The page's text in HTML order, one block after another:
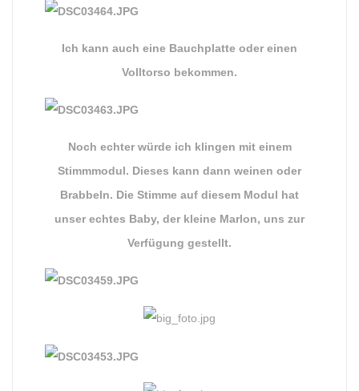
Ich kann auch eine Bauchplatte oder einen
Volltorso bekommen.
Noch echter würde ich klingen mit einem
Stimmmodul. Dieses kann dann weinen oder
Brabbeln. Die Stimme auf diesem Modul hat
unser echtes Baby, der kleine Marlon, uns zur
Verfügung gestellt.